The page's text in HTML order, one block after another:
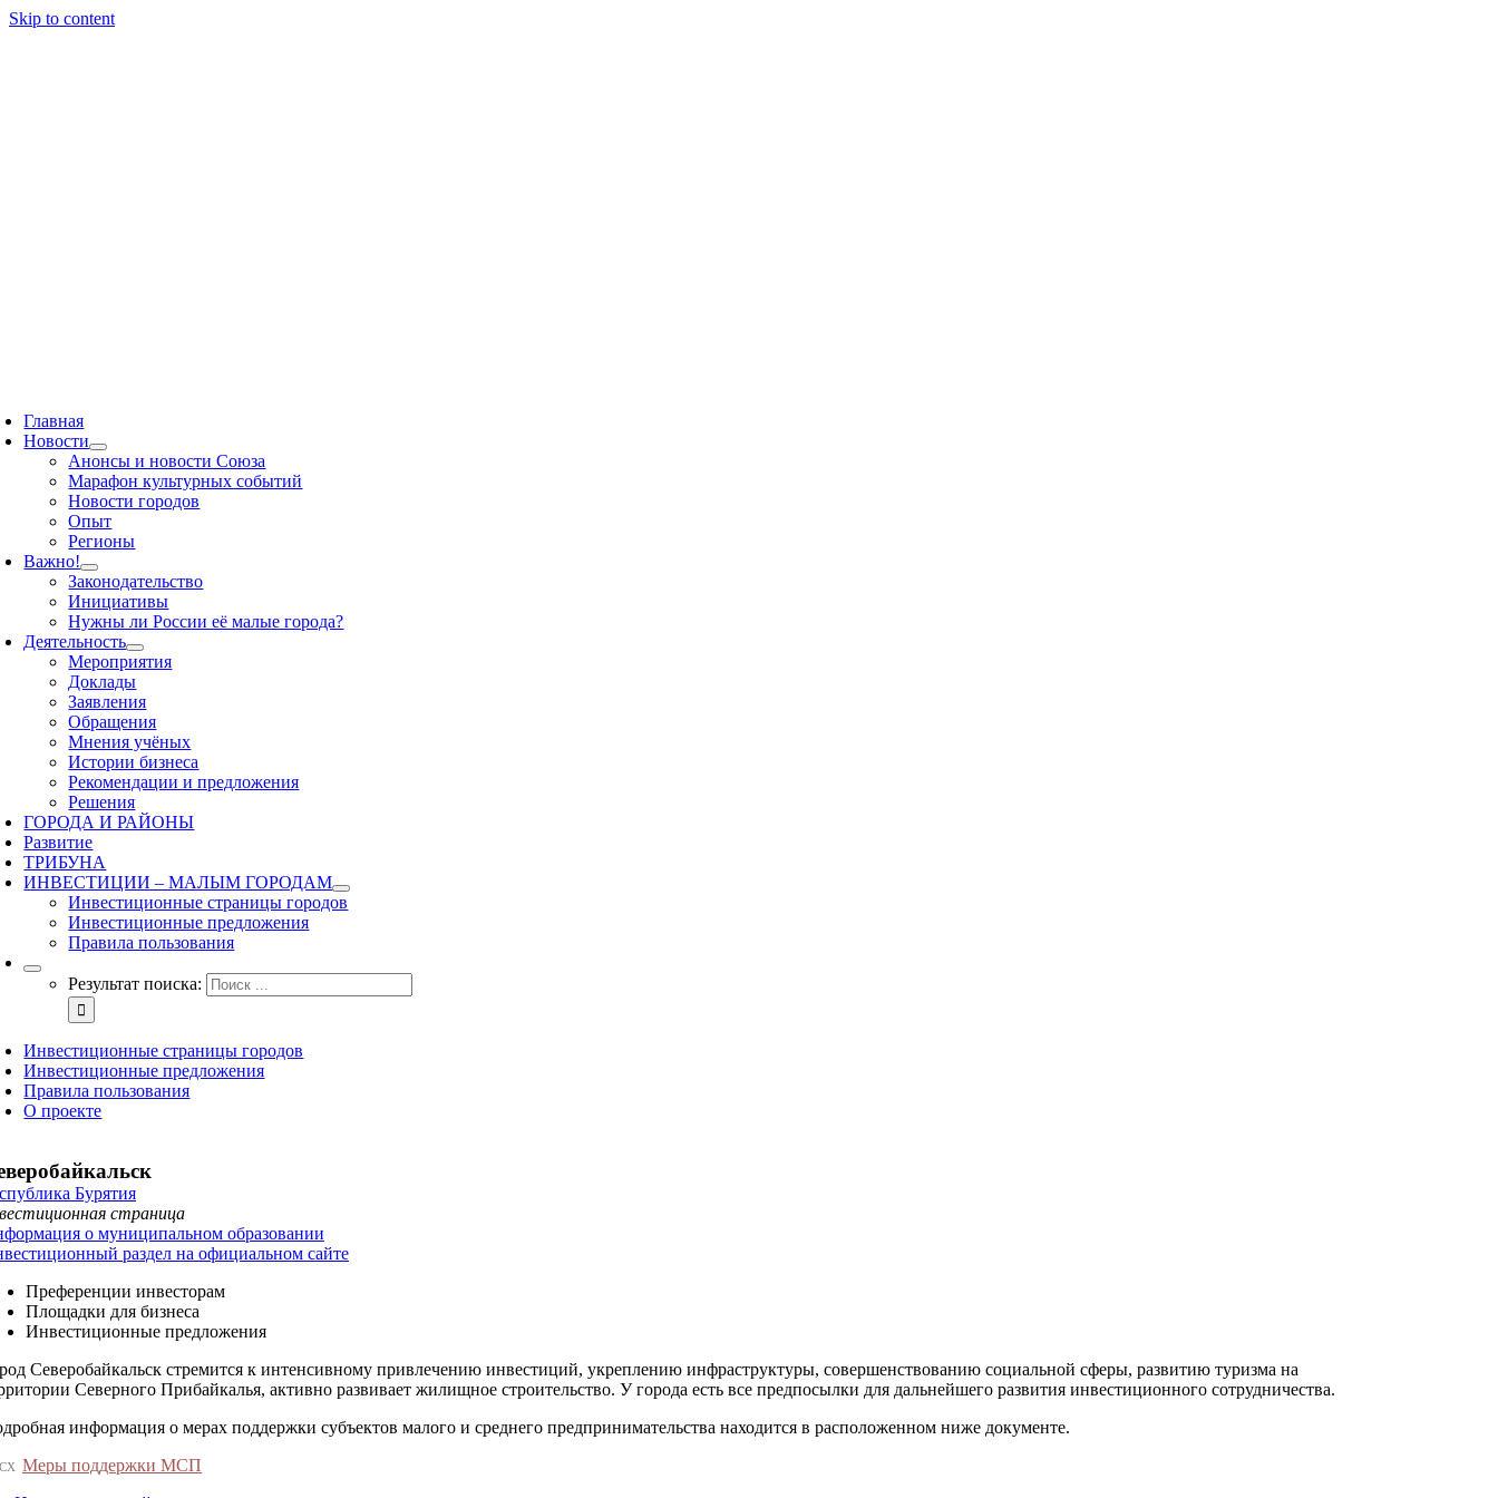
Skip to content
Главная
Новости
Анонсы и новости Союза
Марафон культурных событий
Новости городов
Опыт
Регионы
Важно!
Законодательство
Инициативы
Нужны ли России её малые города?
Деятельность
Мероприятия
Доклады
Заявления
Обращения
Мнения учёных
Истории бизнеса
Рекомендации и предложения
Решения
ГОРОДА И РАЙОНЫ
Развитие
ТРИБУНА
ИНВЕСТИЦИИ – МАЛЫМ ГОРОДАМ
Инвестиционные страницы городов
Инвестиционные предложения
Правила пользования
Результат поиска:
Инвестиционные страницы городов
Инвестиционные предложения
Правила пользования
О проекте
Бурятия
страница
о муниципальном образовании
раздел на официальном сайте
Преференции инвесторам
Площадки для бизнеса
Инвестиционные предложения
Северобайкальск стремится к интенсивному привлечению инвестиций, укреплению инфраструктуры, совершенствованию социальной сферы, развитию туризма на
Северного Прибайкалья, активно развивает жилищное строительство. У города есть все предпосылки для дальнейшего развития инвестиционного сотрудничества.
информация о мерах поддержки субъектов малого и среднего предпринимательства находится в расположенном ниже документе.
Меры поддержки МСП